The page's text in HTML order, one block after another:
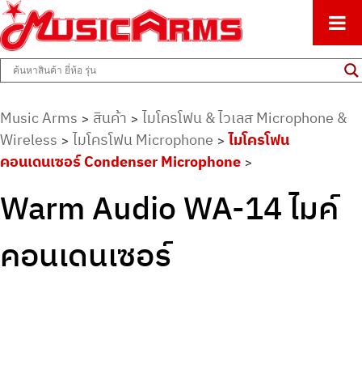
Music Arms
ศูนย์รวมครื่องดนตรีทุกชนิด ตั้งแต่เริ่มต้นถึงมืออาชีพ
Music Arms > สินค้า > ไมโครโฟน & ไวเลส Microphone &
Wireless > ไมโครโฟน Microphone > ไมโครโฟน
คอนเดนเซอร์ Condenser Microphone >
Warm Audio WA-14 ไมค์
คอนเดนเซอร์